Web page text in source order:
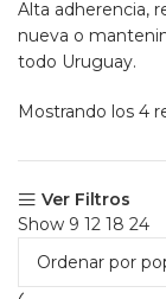
Alta adherencia,
nueva o
todo Uruguay.
Mostrando los 4
Ver Filtros
Show 9 12 18 24